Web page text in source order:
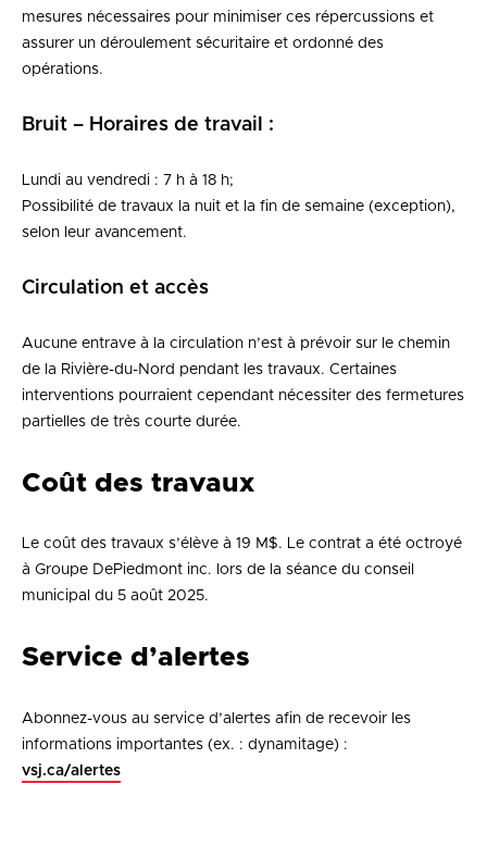
mesures nécessaires pour minimiser ces répercussions et
assurer un déroulement sécuritaire et ordonné des
opérations.
Bruit – Horaires de travail :
Lundi au vendredi : 7 h à 18 h;
Possibilité de travaux la nuit et la fin de semaine (exception),
selon leur avancement.
Circulation et accès
Aucune entrave à la circulation n’est à prévoir sur le chemin
de la Rivière-du-Nord pendant les travaux. Certaines
interventions pourraient cependant nécessiter des fermetures
partielles de très courte durée.
Coût des travaux
Le coût des travaux s’élève à 19 M$. Le contrat a été octroyé
à Groupe DePiedmont inc. lors de la séance du conseil
municipal du 5 août 2025.
Service d’alertes
Abonnez-vous au service d’alertes afin de recevoir les
informations importantes (ex. : dynamitage) :
vsj.ca/alertes